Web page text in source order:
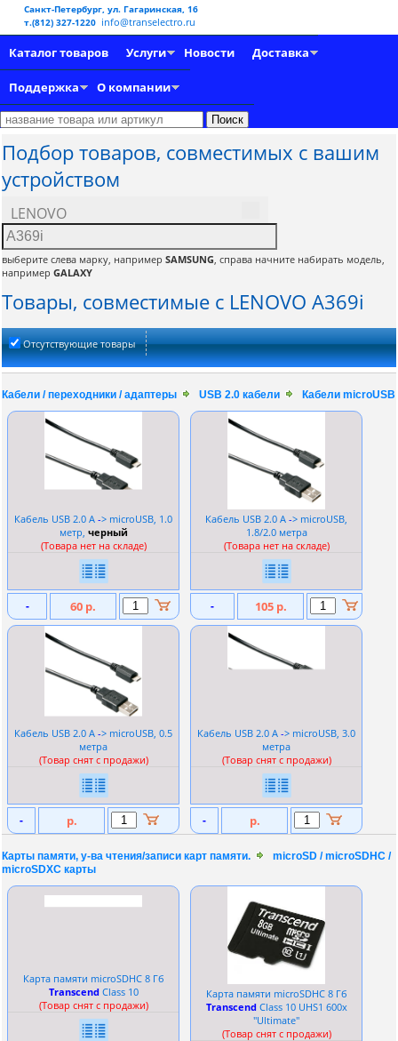
Санкт-Петербург, ул. Гагаринская, 16
т.(812) 327-1220 info@transelectro.ru
Каталог товаров Услуги Новости Доставка
Поддержка О компании
Подбор товаров, совместимых с вашим
устройством
LENOVO
выберите слева марку, например SAMSUNG, справа начните набирать модель,
например GALAXY
Товары, совместимые с LENOVO A369i
Отсутствующие товары
Кабели / переходники / адаптеры USB 2.0 кабели Кабели microUSB
Кабель USB 2.0 A -> microUSB, 1.0
метр, черный
(Товара нет на складе)
- 60 р.
Кабель USB 2.0 A -> microUSB,
1.8/2.0 метра
(Товара нет на складе)
- 105 р.
Кабель USB 2.0 A -> microUSB, 0.5
метра
(Товар снят с продажи)
- р.
Кабель USB 2.0 A -> microUSB, 3.0
метра
(Товар снят с продажи)
- р.
Карты памяти, у-ва чтения/записи карт памяти.
microSD / microSDHC /
microSDXC карты
Карта памяти microSDHC 8 Гб
TranscendСlass 10
(Товар снят с продажи)
Карта памяти microSDHC 8 Гб
TranscendСlass 10 UHS1 600x
''Ultimate''
(Товар снят с продажи)